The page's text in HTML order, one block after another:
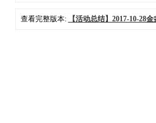
查看完整版本: 【活动总结】2017-10-28